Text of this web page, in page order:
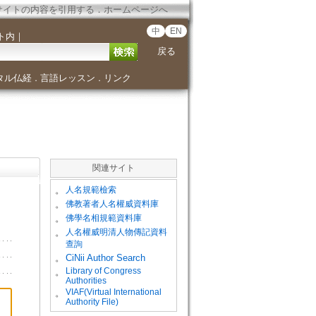
イトの内容を引用する．ホームページへ
内 ｜ 中 EN
戻る
ル仏経． 言語レッスン ． リンク
関連サイト
。 人名規範檢索
。 佛教著者人名權威資料庫
。 佛學名相規範資料庫
。
人名權威明清人物傳記資料
查詢
。
CiNii Author Search
。
Library of Congress
Authorities
。
VIAF(Virtual International
Authority File)